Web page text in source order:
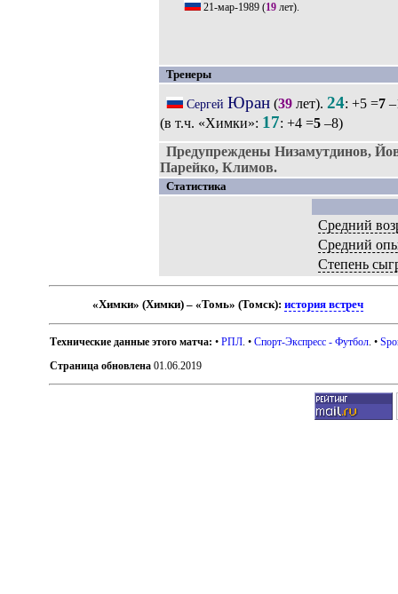
21-мар-1989(19лет).
Тренеры
Сергей Юран(39лет). 24: +5 =7
(в т.ч. «Химки»: 17: +4 =5 –8)
Предупреждены Низамутдинов,
Парейко, Климов.
Статистика
Средний
Средний
Степень
«Химки» (Химки) – «Томь» (Томск):история встреч
Технические данные этого матча: •РПЛ . •Спорт-Экспресс - Футбол . •
Страница обновлена 01.06.2019